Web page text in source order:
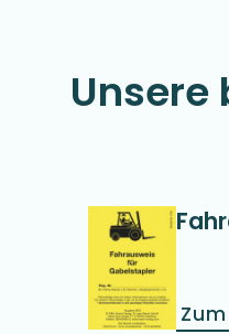
Unsere